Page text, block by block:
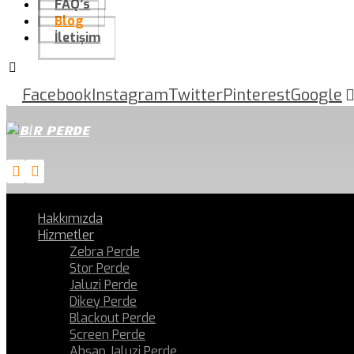
FAQ’s
Blog
İletişim
FacebookInstagramTwitterPinterestGoogle
Hakkımızda
Hizmetler
Zebra Perde
Stor Perde
Jaluzi Perde
Dikey Perde
Blackout Perde
Screen Perde